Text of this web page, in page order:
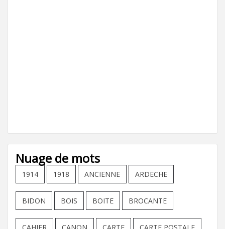
Nuage de mots
1914 1918 ANCIENNE ARDECHE
BIDON BOIS BOITE BROCANTE